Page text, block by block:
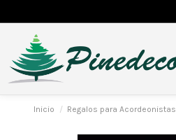
Inicio Regalos para Acordeonistas